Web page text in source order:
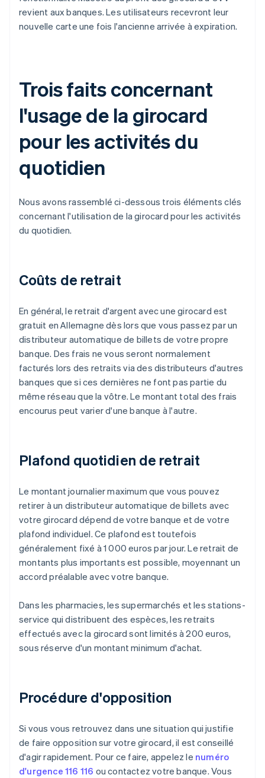
revient aux banques. Les utilisateurs recevront leur
nouvelle carte une fois l'ancienne arrivée à expiration.
Trois faits concernant
l'usage de la girocard
pour les activités du
quotidien
Nous avons rassemblé ci-dessous trois éléments clés
concernant l'utilisation de la girocard pour les activités
du quotidien.
Coûts de retrait
En général, le retrait d'argent avec une girocard est
gratuit en Allemagne dès lors que vous passez par un
distributeur automatique de billets de votre propre
banque. Des frais ne vous seront normalement
facturés lors des retraits via des distributeurs d'autres
banques que si ces dernières ne font pas partie du
même réseau que la vôtre. Le montant total des frais
encourus peut varier d'une banque à l'autre.
Plafond quotidien de retrait
Le montant journalier maximum que vous pouvez
retirer à un distributeur automatique de billets avec
votre girocard dépend de votre banque et de votre
plafond individuel. Ce plafond est toutefois
généralement fixé à 1 000 euros par jour. Le retrait de
montants plus importants est possible, moyennant un
accord préalable avec votre banque.
Dans les pharmacies, les supermarchés et les stations-
service qui distribuent des espèces, les retraits
effectués avec la girocard sont limités à 200 euros,
sous réserve d'un montant minimum d'achat.
Procédure d'opposition
Si vous vous retrouvez dans une situation qui justifie
de faire opposition sur votre girocard, il est conseillé
d'agir rapidement. Pour ce faire, appelez le numéro
d'urgence 116 116 ou contactez votre banque. Vous